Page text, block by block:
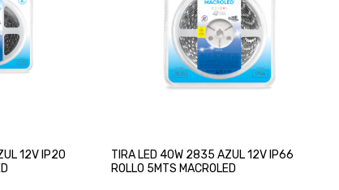
12V IP20
TIRA LED 40W 2835 AZUL 12V IP66
ROLLO 5MTS MACROLED